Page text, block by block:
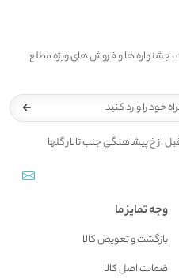
، جشنواره ها و فروش های ویژه مطلع
خ پيشاهنگي جنب تالار گلها
وجه تمایز ما
بازگشت و تعويض کالا
ضمانت اصل کالا